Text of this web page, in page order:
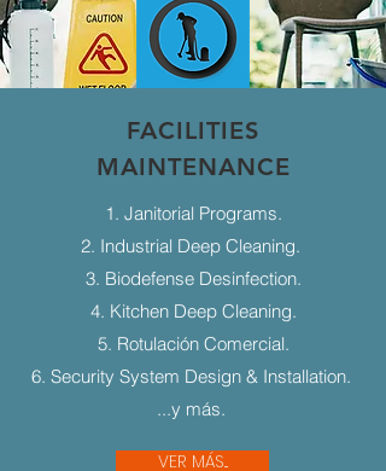
FACILITIES
MAINTENANCE
1. Janitorial Programs.
2. Industrial Deep Cleaning.
3. Biodefense Desinfection.
4. Kitchen Deep Cleaning.
5. Rotulación Comercial.
6. Security System Design & Installation.
...y más.
VER MÁS...